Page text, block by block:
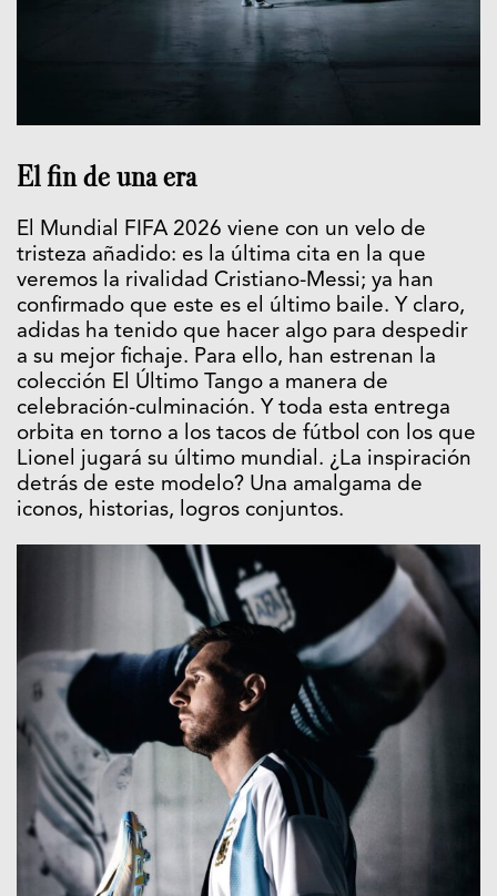
El fin de una era
El Mundial FIFA 2026 viene con un velo de
tristeza añadido: es la última cita en la que
veremos la rivalidad Cristiano-Messi; ya han
confirmado que este es el último baile. Y claro,
adidas ha tenido que hacer algo para despedir
a su mejor fichaje. Para ello, han estrenan la
colección El Último Tango a manera de
celebración-culminación. Y toda esta entrega
orbita en torno a los tacos de fútbol con los que
Lionel jugará su último mundial. ¿La inspiración
detrás de este modelo? Una amalgama de
iconos, historias, logros conjuntos.